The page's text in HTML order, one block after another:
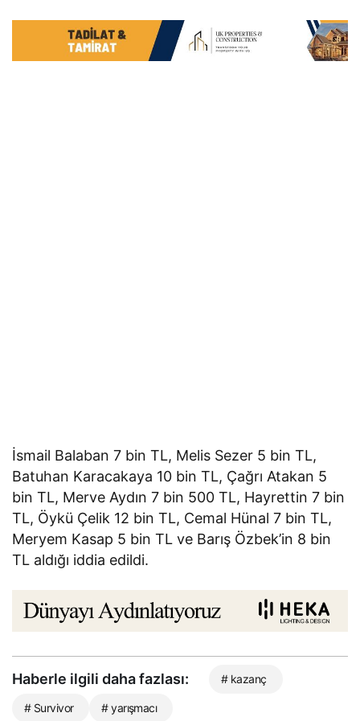
İsmail Balaban 7 bin TL, Melis Sezer 5 bin TL,
Batuhan Karacakaya 10 bin TL, Çağrı Atakan 5
bin TL, Merve Aydın 7 bin 500 TL, Hayrettin 7 bin
TL, Öykü Çelik 12 bin TL, Cemal Hünal 7 bin TL,
Meryem Kasap 5 bin TL ve Barış Özbek’in 8 bin
TL aldığı iddia edildi.
Haberle ilgili daha fazlası: # kazanç
# Survivor # yarışmacı